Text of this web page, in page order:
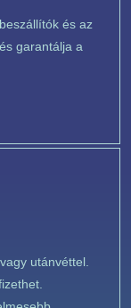
és az
garantálja a
utánvéttel.